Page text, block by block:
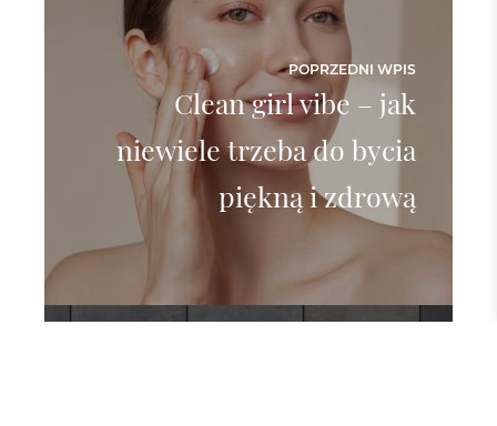
POPRZEDNI WPIS
Clean girl vibe – jak
niewiele trzeba do bycia
piękną i zdrową